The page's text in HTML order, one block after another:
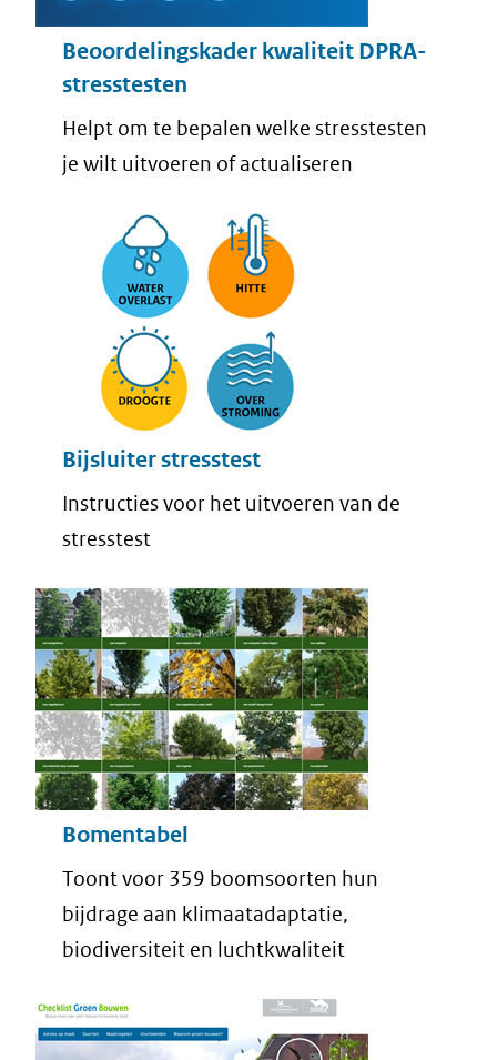
Beoordelingskader kwaliteit DPRA-
stresstesten
Helpt om te bepalen welke stresstesten
je wilt uitvoeren of actualiseren
Bijsluiter stresstest
Instructies voor het uitvoeren van de
stresstest
Bomentabel
Toont voor 359 boomsoorten hun
bijdrage aan klimaatadaptatie,
biodiversiteit en luchtkwaliteit